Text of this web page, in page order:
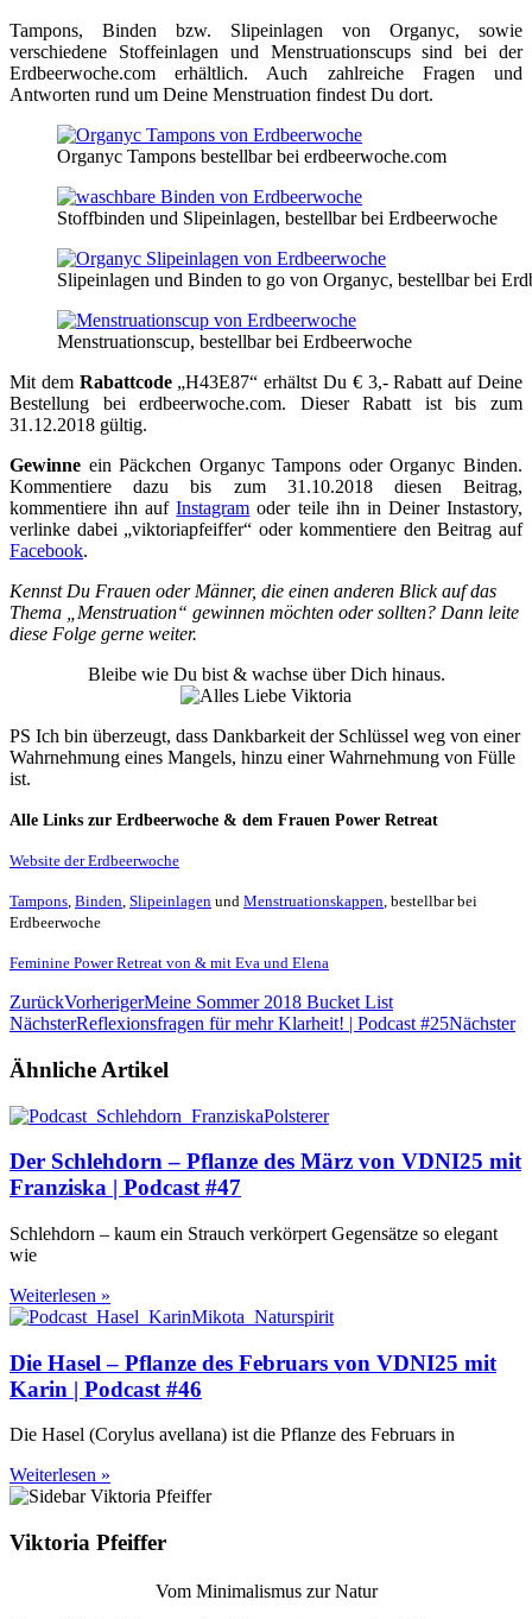
Tampons, Binden bzw. Slipeinlagen von Organyc, sowie
verschiedene Stoffeinlagen und Menstruationscups sind bei der
Erdbeerwoche.com erhältlich. Auch zahlreiche Fragen und
Antworten rund um Deine Menstruation findest Du dort.
Organyc Tampons bestellbar bei erdbeerwoche.com
Stoffbinden und Slipeinlagen, bestellbar bei Erdbeerwoche
Slipeinlagen und Binden to go von Organyc, bestellbar bei
Menstruationscup, bestellbar bei Erdbeerwoche
Mit dem Rabattcode„H43E87“ erhältst Du € 3,- Rabatt auf Deine
Bestellung bei erdbeerwoche.com. Dieser Rabatt ist bis zum
31.12.2018 gültig.
Gewinne ein Päckchen Organyc Tampons oder Organyc Binden.
Kommentiere dazu bis zum 31.10.2018 diesen Beitrag,
kommentiere ihn aufInstagram oder teile ihn in Deiner Instastory,
verlinke dabei „viktoriapfeiffer“ oder kommentiere den Beitrag auf
Facebook.
Kennst Du Frauen oder Männer, die einen anderen Blick auf das
Thema „Menstruation“ gewinnen möchten oder sollten? Dann leite
diese Folge gerne weiter.
Bleibe wie Du bist & wachse über Dich hinaus.
PS Ich bin überzeugt, dass Dankbarkeit der Schlüssel weg von einer
Wahrnehmung eines Mangels, hinzu einer Wahrnehmung von Fülle
ist.
Alle Links zur Erdbeerwoche & dem Frauen Power Retreat
Website der Erdbeerwoche
Tampons, Binden, Slipeinlagen und Menstruationskappen, bestellbar bei
Erdbeerwoche
Feminine Power Retreat von & mit Eva und Elena
ZurückVorherigerMeine Sommer 2018 Bucket List
NächsterReflexionsfragen für mehr Klarheit! | Podcast #25Nächster
Ähnliche Artikel
Der Schlehdorn – Pflanze des März von VDNI25 mit
Franziska | Podcast #47
Schlehdorn – kaum ein Strauch verkörpert Gegensätze so elegant
wie
Weiterlesen »
Die Hasel – Pflanze des Februars von VDNI25 mit
Karin | Podcast #46
Die Hasel (Corylus avellana) ist die Pflanze des Februars in
Weiterlesen »
Viktoria Pfeiffer
Vom Minimalismus zur Natur